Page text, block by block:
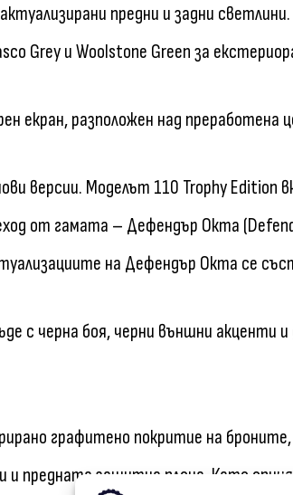
предни и задни
Grey и Woolstone Green за
екран, разположен над преработена
версии. Моделът 110 Trophy
от гамата – Дефендър Окта
на Дефендър Окта се
с черна боя, черни външни акценти
графитено покритие на броните,
предната защитна плоча. Като